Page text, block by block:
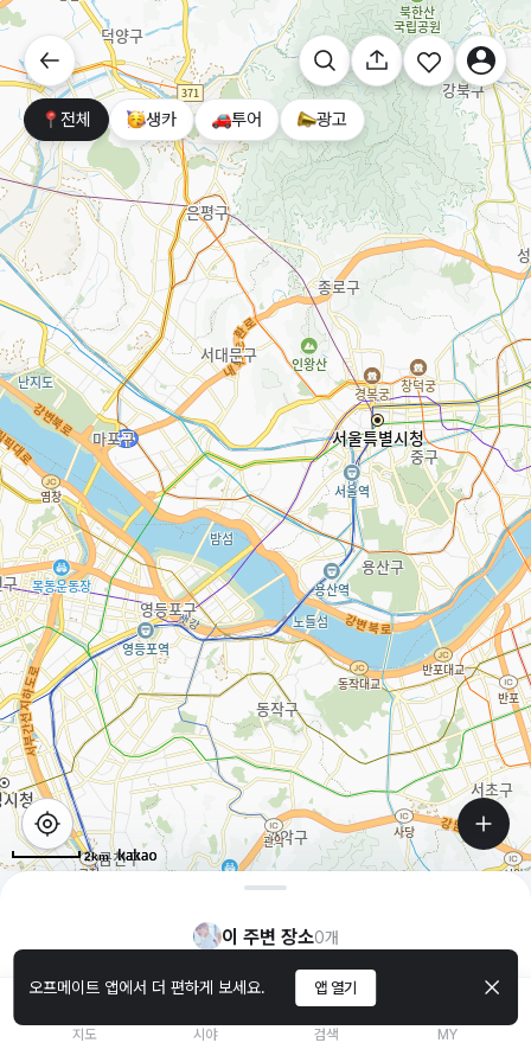
오프메이트 앱에서 더 편하게 보세요. 앱 열기
2km
전체 생카 투어 광고
이 주변 장소0개
지도 시야 검색 MY